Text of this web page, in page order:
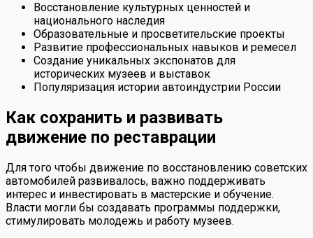
Восстановление культурных ценностей и
национального наследия
Образовательные и просветительские проекты
Развитие профессиональных навыков и ремесел
Создание уникальных экспонатов для
исторических музеев и выставок
Популяризация истории автоиндустрии России
Как сохранить и развивать
движение по реставрации
Для того чтобы движение по восстановлению советских
автомобилей развивалось, важно поддерживать
интерес и инвестировать в мастерские и обучение.
Власти могли бы создавать программы поддержки,
стимулировать молодежь и работу музеев.